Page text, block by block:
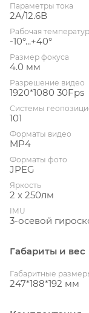
Параметры тока
2A/12.6В
Рабочая
-10°...+40°
Размер фокуса
4.0 мм
Разрешение видео
1920*1080 30Fps
Системы
101
Форматы видео
MP4
Форматы фото
JPEG
Яркость
2 x 250лм
IMU
3-осевой
Габариты и вес
Габаритные
247*188*192 мм